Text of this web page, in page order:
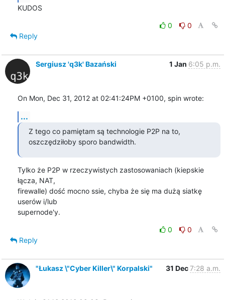
KUDOS
0
0
Reply
Sergiusz 'q3k' Bazański 1 Jan 6:05 p.m.
On Mon, Dec 31, 2012 at 02:41:24PM +0100, spin wrote:
...
Z tego co pamiętam są technologie P2P na to,
oszczędziłoby sporo bandwidth.
Tylko że P2P w rzeczywistych zastosowaniach (kiepskie
łącza, NAT,
firewalle) dość mocno ssie, chyba że się ma dużą siatkę
userów i/lub
supernode'y.
0
0
Reply
"Łukasz \"Cyber Killer\" Korpalski" 31 Dec7:28 a.m.